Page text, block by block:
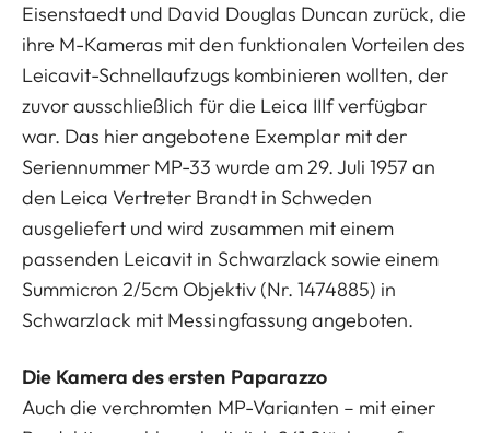
Eisenstaedt und David Douglas Duncan zurück, die
ihre M-Kameras mit den funktionalen Vorteilen des
Leicavit-Schnellaufzugs kombinieren wollten, der
zuvor ausschließlich für die Leica IIIf verfügbar
war. Das hier angebotene Exemplar mit der
Seriennummer MP-33 wurde am 29. Juli 1957 an
den Leica Vertreter Brandt in Schweden
ausgeliefert und wird zusammen mit einem
passenden Leicavit in Schwarzlack sowie einem
Summicron 2/5cm Objektiv (Nr. 1474885) in
Schwarzlack mit Messingfassung angeboten.
Die Kamera des ersten Paparazzo
Auch die verchromten MP-Varianten – mit einer